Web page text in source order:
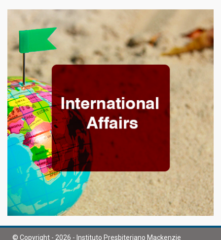
© Copyright - 2026 - Instituto Presbiteriano Mackenzie